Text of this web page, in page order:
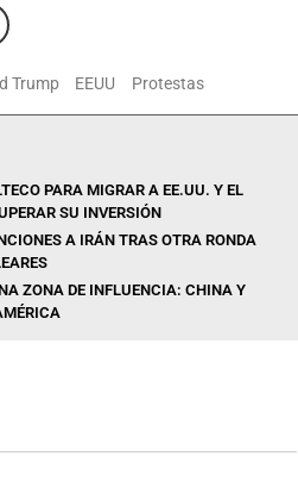
Trump EEUU Protestas
PARA MIGRAR A EE.UU. Y EL
SU INVERSIÓN
A IRÁN TRAS OTRA RONDA
ZONA DE INFLUENCIA: CHINA Y